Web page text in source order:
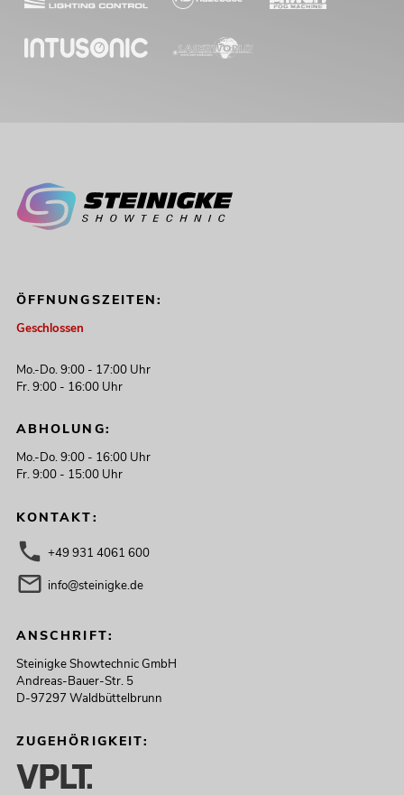
ÖFFNUNGSZEITEN:
Geschlossen
Mo.-Do. 9:00 - 17:00 Uhr
Fr. 9:00 - 16:00 Uhr
ABHOLUNG:
Mo.-Do. 9:00 - 16:00 Uhr
Fr. 9:00 - 15:00 Uhr
KONTAKT:
+49 931 4061 600
info@steinigke.de
ANSCHRIFT:
Steinigke Showtechnic GmbH
Andreas-Bauer-Str. 5
D-97297 Waldbüttelbrunn
ZUGEHÖRIGKEIT: